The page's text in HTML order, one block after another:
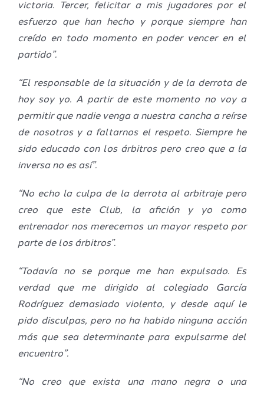
victoria. Tercer, felicitar a mis jugadores por el
esfuerzo que han hecho y porque siempre han
creído en todo momento en poder vencer en el
partido”.
“El responsable de la situación y de la derrota de
hoy soy yo. A partir de este momento no voy a
permitir que nadie venga a nuestra cancha a reírse
de nosotros y a faltarnos el respeto. Siempre he
sido educado con los árbitros pero creo que a la
inversa no es así”.
“No echo la culpa de la derrota al arbitraje pero
creo que este Club, la afición y yo como
entrenador nos merecemos un mayor respeto por
parte de los árbitros”.
“Todavía no se porque me han expulsado. Es
verdad que me dirigido al colegiado García
Rodríguez demasiado violento, y desde aquí le
pido disculpas, pero no ha habido ninguna acción
más que sea determinante para expulsarme del
encuentro”.
“No creo que exista una mano negra o una